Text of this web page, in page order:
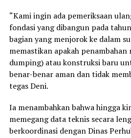
“Kami ingin ada pemeriksaan
fondasi yang dibangun pada
bagian yang menjorok ke dalam
memastikan apakah penambahan
dumping) atau konstruksi baru
benar-benar aman dan tidak
tegas Deni.
Ia menambahkan bahwa hingga
memegang data teknis secara
berkoordinasi dengan Dinas